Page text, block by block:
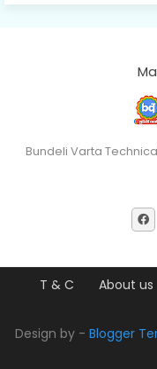
Bundeli Varta
T & C About us
Design by - Blogger